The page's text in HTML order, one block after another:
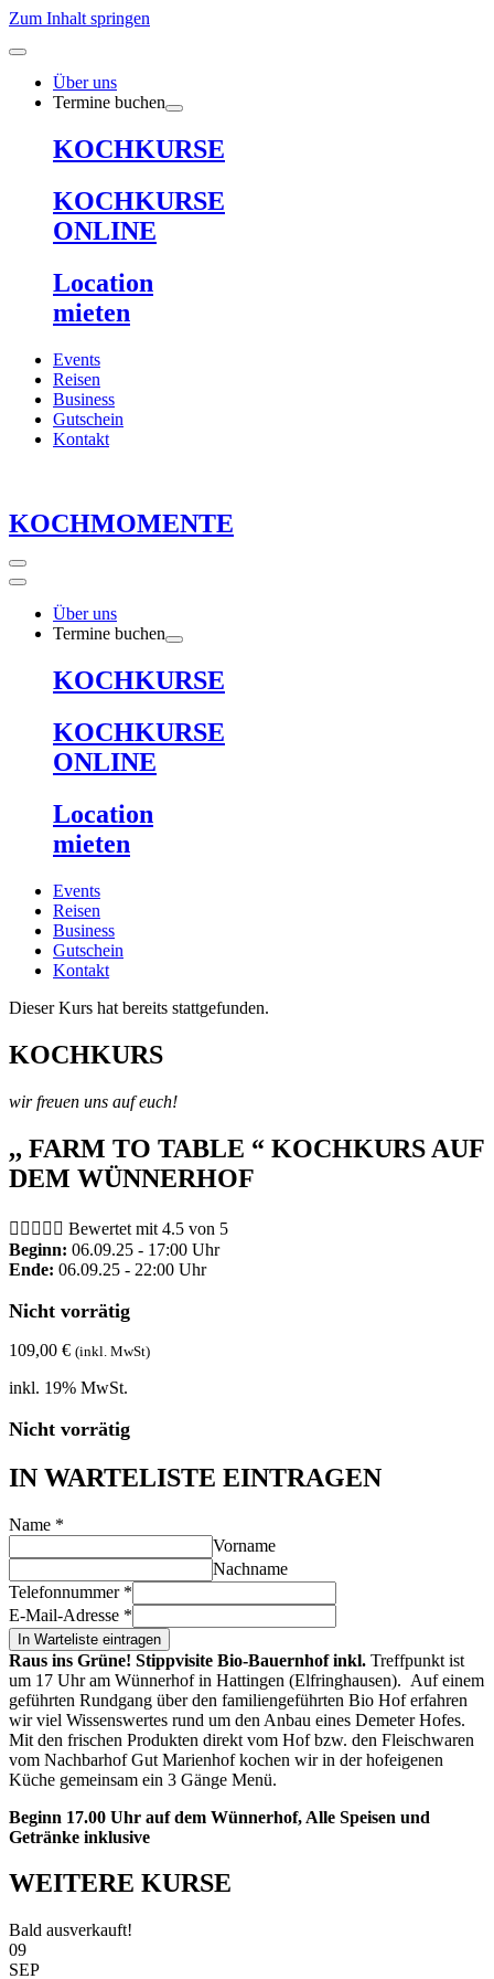
Zum Inhalt springen
Über uns
Termine buchen
KOCHKURSE
KOCHKURSE
ONLINE
Location
mieten
Events
Reisen
Business
Gutschein
Kontakt
KOCHMOMENTE
Über uns
Termine buchen
KOCHKURSE
KOCHKURSE
ONLINE
Location
mieten
Events
Reisen
Business
Gutschein
Kontakt
Dieser Kurs hat bereits stattgefunden.
KOCHKURS
wir freuen uns auf euch!
,, FARM TO TABLE “ KOCHKURS AUF
DEM WÜNNERHOF
     Bewertet mit 4.5 von 5
Beginn: 06.09.25 - 17:00 Uhr
Ende: 06.09.25 - 22:00 Uhr
Nicht vorrätig
109,00 € (inkl. MwSt)
inkl. 19% MwSt.
Nicht vorrätig
IN WARTELISTE EINTRAGEN
Name *
Vorname
Nachname
Telefonnummer *
E-Mail-Adresse *
In Warteliste eintragen
Raus ins Grüne! Stippvisite Bio-Bauernhof inkl. Treffpunkt ist
um 17 Uhr am Wünnerhof in Hattingen (Elfringhausen). Auf einem
geführten Rundgang über den familiengeführten Bio Hof erfahren
wir viel Wissenswertes rund um den Anbau eines Demeter Hofes.
Mit den frischen Produkten direkt vom Hof bzw. den Fleischwaren
vom Nachbarhof Gut Marienhof kochen wir in der hofeigenen
Küche gemeinsam ein 3 Gänge Menü.
Beginn 17.00 Uhr auf dem Wünnerhof, Alle Speisen und
Getränke inklusive
WEITERE KURSE
Bald ausverkauft!
09
SEP